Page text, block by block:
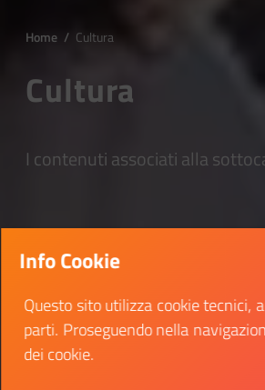
Home / Cultura
Cultura
I contenuti associati alla
Info Cookie
Questo sito utilizza cookie tecnici,
parti. Proseguendo nella
dei cookie.